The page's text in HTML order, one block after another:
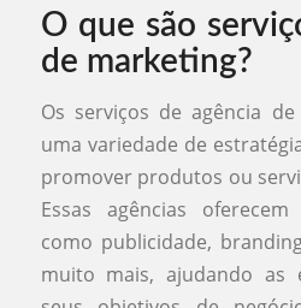
O que são
de marketing?
Os serviços de agência
uma variedade de
promover produtos ou
Essas agências
como publicidade,
muito mais, ajudando as